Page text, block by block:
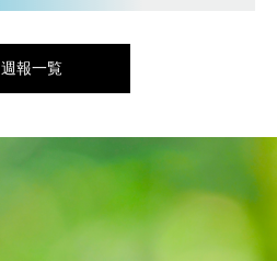
週報一覧